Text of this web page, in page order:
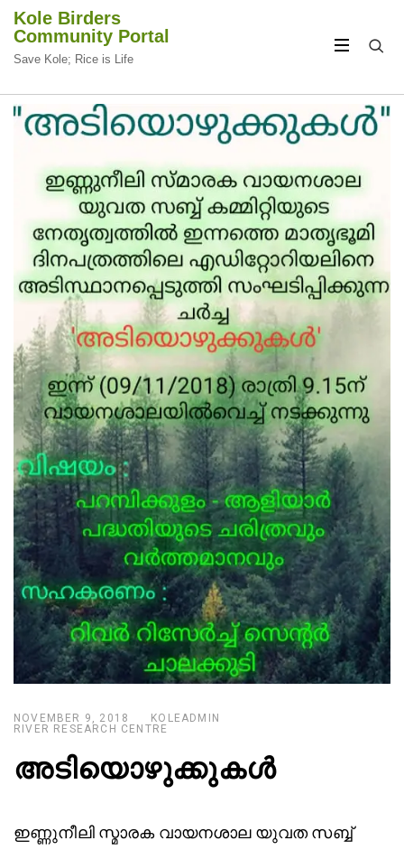
Kole Birders
Community Portal
Save Kole; Rice is Life
CIRCULAR
FOCUS
CIRCULAR
FOCUS
NOVEMBER 9, 2018
KOLEADMIN
RIVER RESEARCH CENTRE
അടിയൊഴുക്കുകൾ
ഇണ്ണുനീലി സ്മാരക വായനശാല യുവത സബ്ബ്